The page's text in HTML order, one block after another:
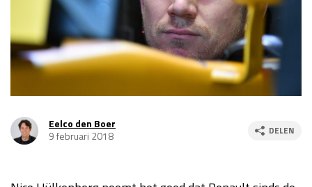
Race
za 13:00 - 15:00
GP VERENIGDE STATEN 2026 23 - 25 okt
Kwalificatie
za 23:00 - 00:00
GP SÃO PAULO 2026
Eelco den Boer
9 februari 2018
DELEN